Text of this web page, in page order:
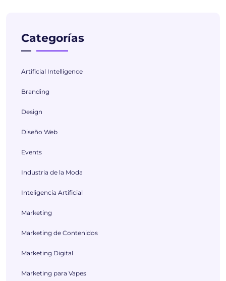
Categorías
Artificial Intelligence
Branding
Design
Diseño Web
Events
Industria de la Moda
Inteligencia Artificial
Marketing
Marketing de Contenidos
Marketing Digital
Marketing para Vapes